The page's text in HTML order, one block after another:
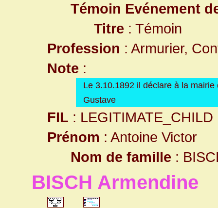
Témoin Evénement
Titre : Témoin
Profession : Armurier,
Note :
Le 3.10.1892 il déclare à la
Gustave
FIL : LEGITIMATE_CHILD
Prénom : Antoine Victor
Nom de famille :
BISCH Armendine